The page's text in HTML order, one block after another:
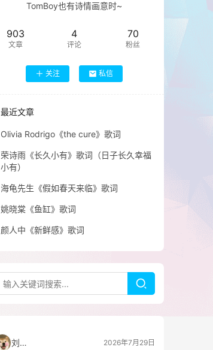
TomBoy也有诗情画意时~
903
文章
4
评论
70
粉丝
关注 私信
最近文章
Olivia Rodrigo《the cure》歌词
荣诗雨《长久小有》歌词（日子长久幸福
小有）
海龟先生《假如春天来临》歌词
姚晓棠《鱼缸》歌词
颜人中《新鲜感》歌词
刘看山 2026年7月29日